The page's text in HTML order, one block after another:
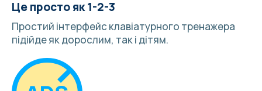
Це просто як 1-2-3
Простий інтерфейс клавіатурного тренажера
підійде як дорослим, так і дітям.